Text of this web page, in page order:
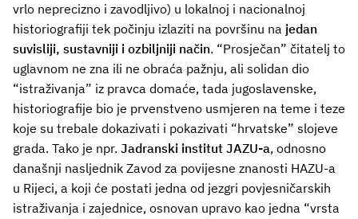
vrlo neprecizno i zavodljivo) u lokalnoj i nacionalnoj
historiografiji tek počinju izlaziti na površinu na jedan
suvisliji, sustavniji i ozbiljniji način. “Prosječan” čitatelj to
uglavnom ne zna ili ne obraća pažnju, ali solidan dio
“istraživanja” iz pravca domaće, tada jugoslavenske,
historiografije bio je prvenstveno usmjeren na teme i teze
koje su trebale dokazivati i pokazivati “hrvatske” slojeve
grada. Tako je npr. Jadranski institut JAZU-a, odnosno
današnji nasljednik Zavod za povijesne znanosti HAZU-a
u Rijeci, a koji će postati jedna od jezgri povjesničarskih
istraživanja i zajednice, osnovan upravo kao jedna “vrsta